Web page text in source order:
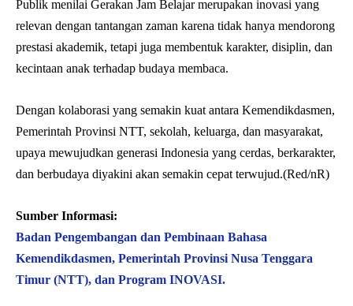
Publik menilai Gerakan Jam Belajar merupakan inovasi yang
relevan dengan tantangan zaman karena tidak hanya mendorong
prestasi akademik, tetapi juga membentuk karakter, disiplin, dan
kecintaan anak terhadap budaya membaca.
Dengan kolaborasi yang semakin kuat antara Kemendikdasmen,
Pemerintah Provinsi NTT, sekolah, keluarga, dan masyarakat,
upaya mewujudkan generasi Indonesia yang cerdas, berkarakter,
dan berbudaya diyakini akan semakin cepat terwujud.(Red/nR)
Sumber Informasi:
Badan Pengembangan dan Pembinaan Bahasa
Kemendikdasmen, Pemerintah Provinsi Nusa Tenggara
Timur (NTT), dan Program INOVASI.